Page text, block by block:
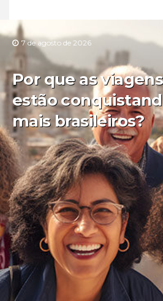
7 de agosto de 2026
Por que as
estão
mais brasileiros?